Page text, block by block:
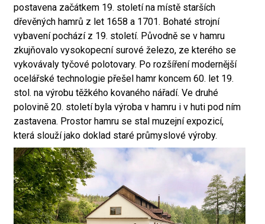
postavena začátkem 19. století na místě starších
dřevěných hamrů z let 1658 a 1701. Bohaté strojní
vybavení pochází z 19. století. Původně se v hamru
zkujňovalo vysokopecní surové železo, ze kterého se
vykovávaly tyčové polotovary. Po rozšíření modernější
ocelářské technologie přešel hamr koncem 60. let 19.
stol. na výrobu těžkého kovaného nářadí. Ve druhé
polovině 20. století byla výroba v hamru i v huti pod ním
zastavena. Prostor hamru se stal muzejní expozicí,
která slouží jako doklad staré průmyslové výroby.